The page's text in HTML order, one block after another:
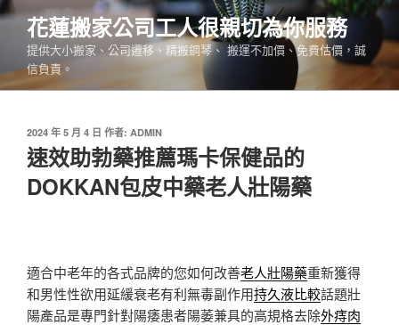
跳
要
內
花蓮搬家公司工人很親切為你服務
提供大小搬家、公司遷移、精搬鋼琴、 搬運不加價、免費估價，誠
信負責。
發
佈
於
2024 年 5 月 4 日 作者: ADMIN
速效助勃藥推薦瑪卡保健品的
DOKKAN包皮中藥老人壯陽藥
適合中老年的各式品牌的您如何改善老人壯陽藥重新獲得
和男性性欲用延緩衰老有利無毒副作用持久液比較話題壯
陽產品是專門針對陽痿患者陽萎兼具的高規格去除外痔肉